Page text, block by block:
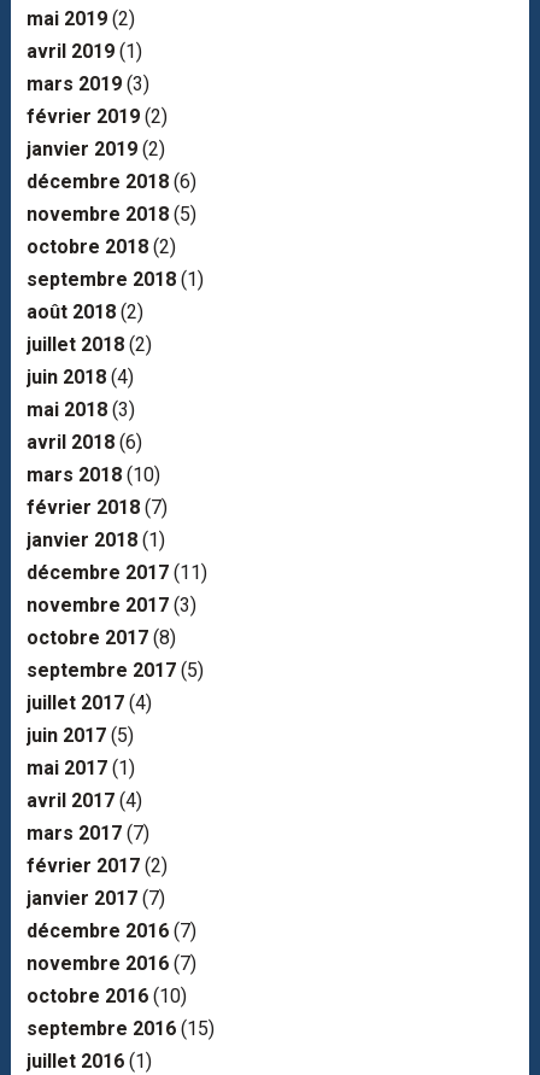
mai 2019(2)
avril 2019(1)
mars 2019(3)
février 2019(2)
janvier 2019(2)
décembre 2018(6)
novembre 2018(5)
octobre 2018(2)
septembre 2018(1)
août 2018(2)
juillet 2018(2)
juin 2018(4)
mai 2018(3)
avril 2018(6)
mars 2018(10)
février 2018(7)
janvier 2018(1)
décembre 2017(11)
novembre 2017(3)
octobre 2017(8)
septembre 2017(5)
juillet 2017(4)
juin 2017(5)
mai 2017(1)
avril 2017(4)
mars 2017(7)
février 2017(2)
janvier 2017(7)
décembre 2016(7)
novembre 2016(7)
octobre 2016(10)
septembre 2016(15)
juillet 2016(1)